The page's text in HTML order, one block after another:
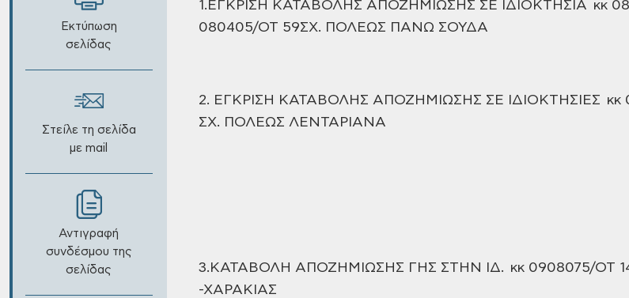
Εκτύπωση
σελίδας
Στείλε τη σελίδα
με mail
Αντιγραφή
συνδέσμου της
σελίδας
1.ΕΓΚΡΙΣΗ ΚΑΤΑΒΟΛΗΣ ΑΠΟΖΗΜΙΩΣΗΣ ΣΕ ΙΔΙΟΚΤΗΣΙΑ κκ
080405/ΟΤ 59ΣΧ. ΠΟΛΕΩΣ ΠΑΝΩ ΣΟΥΔΑ
2. ΕΓΚΡΙΣΗ ΚΑΤΑΒΟΛΗΣ ΑΠΟΖΗΜΙΩΣΗΣ ΣΕ ΙΔΙΟΚΤΗΣΙΕΣ κκ
ΣΧ. ΠΟΛΕΩΣ ΛΕΝΤΑΡΙΑΝΑ
3.ΚΑΤΑΒΟΛΗ ΑΠΟΖΗΜΙΩΣΗΣ ΓΗΣ ΣΤΗΝ ΙΔ. κκ 0908075/ΟΤ
-ΧΑΡΑΚΙΑΣ